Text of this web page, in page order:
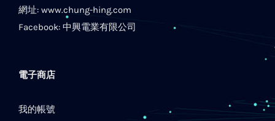
網址: www.chung-hing.com
Facebook: 中興電業有限公司
電子商店
我的帳號